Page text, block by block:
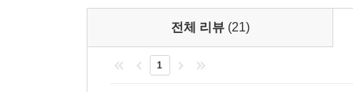
전체 리뷰 (21)
1